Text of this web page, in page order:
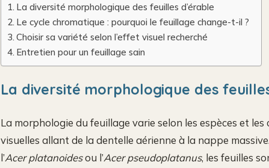
La diversité morphologique des feuilles d’érable
Le cycle chromatique : pourquoi le feuillage change-t-il ?
Choisir sa variété selon l’effet visuel recherché
Entretien pour un feuillage sain
La diversité morphologique des
La morphologie du feuillage varie selon les espèces et
visuelles allant de la dentelle aérienne à la nappe
l’Acer platanoidesou l’Acer pseudoplatanus, les feuilles